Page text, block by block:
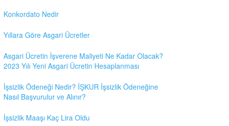
Konkordato Nedir
Yıllara Göre Asgari Ücretler
Asgari Ücretin İşverene Maliyeti Ne Kadar Olacak?
2023 Yılı Yeni Asgari Ücretin Hesaplanması
İşsizlik Ödeneği Nedir? İŞKUR İşsizlik Ödeneğine
Nasıl Başvurulur ve Alınır?
İşsizlik Maaşı Kaç Lira Oldu